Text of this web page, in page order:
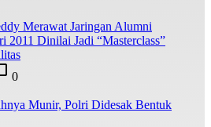
Merawat Jaringan Alumni
2011 Dinilai Jadi “Masterclass”
0
Munir, Polri Didesak Bentuk